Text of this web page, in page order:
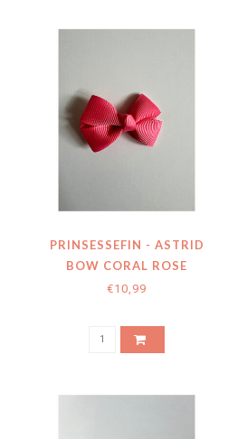
PRINSESSEFIN - ASTRID
BOW CORAL ROSE
€10,99